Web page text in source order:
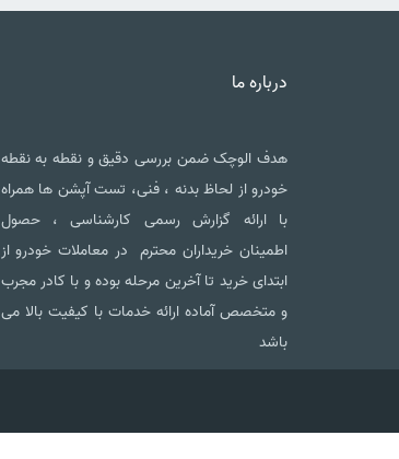
درباره ما
هدف الوچک ضمن بررسی دقیق و نقطه به نقطه
خودرو از لحاظ بدنه ، فنی، تست آپشن ها همراه
با ارائه گزارش رسمی کارشناسی ، حصول
اطمینان خریداران محترم در معاملات خودرو از
ابتدای خرید تا آخرین مرحله بوده و با کادر مجرب
و متخصص آماده ارائه خدمات با کیفیت بالا می
باشد